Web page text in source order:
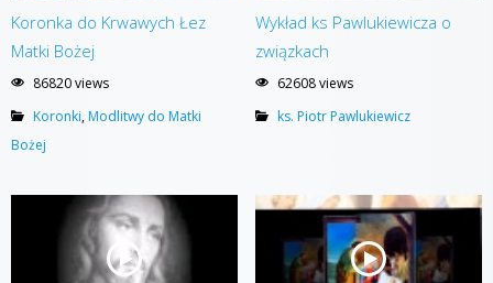
Koronka do Krwawych Łez
Matki Bożej
86820 views
Koronki,Modlitwy do Matki
Bożej
Wykład ks Pawlukiewicza o
związkach
62608 views
ks. Piotr Pawlukiewicz